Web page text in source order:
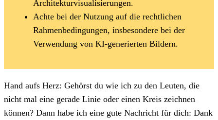
Architekturvisualisierungen.
Achte bei der Nutzung auf die rechtlichen
Rahmenbedingungen, insbesondere bei der
Verwendung von KI-generierten Bildern.
Hand aufs Herz: Gehörst du wie ich zu den Leuten, die
nicht mal eine gerade Linie oder einen Kreis zeichnen
können? Dann habe ich eine gute Nachricht für dich: Dank